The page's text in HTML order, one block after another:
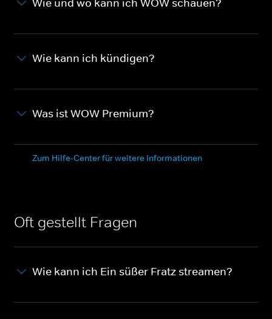
Wie und wo kann ich WOW schauen?
Wie kann ich kündigen?
Was ist WOW Premium?
Zum Hilfe-Center für weitere Informationen
Oft gestellt Fragen
Wie kann ich Ein süßer Fratz streamen?